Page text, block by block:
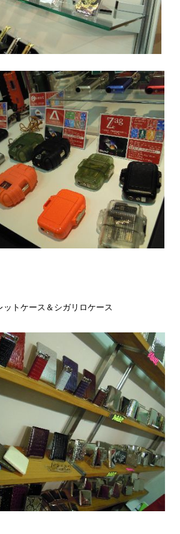
ットケース＆シガリロケース